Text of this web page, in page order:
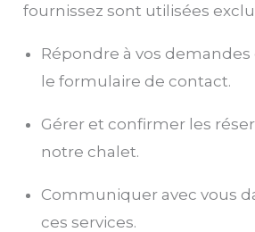
fournissez sont utilisées
Répondre à vos demandes
le formulaire de contact.
Gérer et confirmer les
notre chalet.
Communiquer avec vous
ces services.